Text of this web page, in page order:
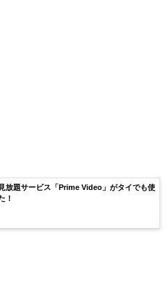
放題サービス「Prime Video」がタイでも使
！